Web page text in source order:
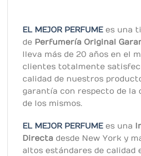
EL MEJOR PERFUMEes una
de Perfumería Original
lleva más de 20 años en el
clientes totalmente
calidad de nuestros
garantía con respecto de la
de los mismos.
EL MEJOR PERFUME es una
Directa desde New York y
altos estándares de calidad